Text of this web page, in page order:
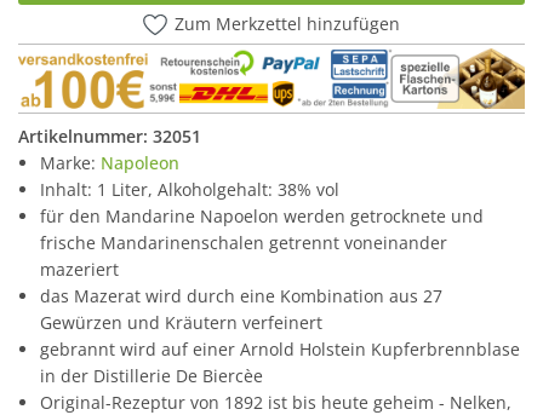
Zum Merkzettel hinzufügen
Artikelnummer: 32051
Marke: Napoleon
Inhalt: 1 Liter, Alkoholgehalt: 38% vol
für den Mandarine Napoelon werden getrocknete und
frische Mandarinenschalen getrennt voneinander
mazeriert
das Mazerat wird durch eine Kombination aus 27
Gewürzen und Kräutern verfeinert
gebrannt wird auf einer Arnold Holstein Kupferbrennblase
in der Distillerie De Biercèe
Original-Rezeptur von 1892 ist bis heute geheim - Nelken,